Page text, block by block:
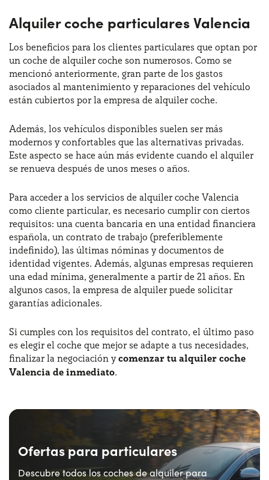
Alquiler coche particulares Valencia
Los beneficios para los clientes particulares que optan por
un coche de alquiler coche son numerosos. Como se
mencionó anteriormente, gran parte de los gastos
asociados al mantenimiento y reparaciones del vehículo
están cubiertos por la empresa de alquiler coche.
Además, los vehículos disponibles suelen ser más
modernos y confortables que las alternativas privadas.
Este aspecto se hace aún más evidente cuando el alquiler
se renueva después de unos meses o años.
Para acceder a los servicios de alquiler coche Valencia
como cliente particular, es necesario cumplir con ciertos
requisitos: una cuenta bancaria en una entidad financiera
española, un contrato de trabajo (preferiblemente
indefinido), las últimas nóminas y documentos de
identidad vigentes. Además, algunas empresas requieren
una edad mínima, generalmente a partir de 21 años. En
algunos casos, la empresa de alquiler puede solicitar
garantías adicionales.
Si cumples con los requisitos del contrato, el último paso
es elegir el coche que mejor se adapte a tus necesidades,
finalizar la negociación ycomenzar tu alquiler coche
Valencia de inmediato.
Ofertas para particulares
Descubre todos los coches de alquiler para